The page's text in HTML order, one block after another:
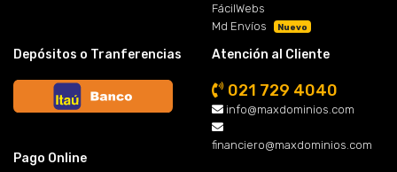
FácilWebs
Md Envíos
Nuevo
Depósitos o Tranferencias
Pago Online
Atención al Cliente
021 729 4040
info@maxdominios.com
financiero@maxdominios.com